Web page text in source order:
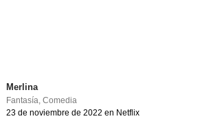
Merlina
Fantasía,Comedia
23 de noviembre de 2022 en Netflix